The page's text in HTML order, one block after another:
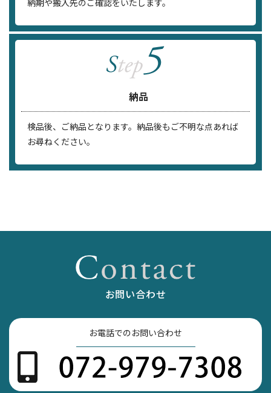
納品
検品後、ご納品となります。納品後もご不明な点あれば
お尋ねください。
お問い合わせ
お電話でのお問い合わせ